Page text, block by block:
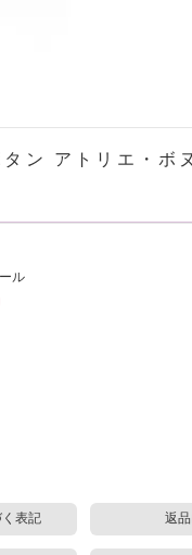
ン アトリエ・ボ
ル
表記 返